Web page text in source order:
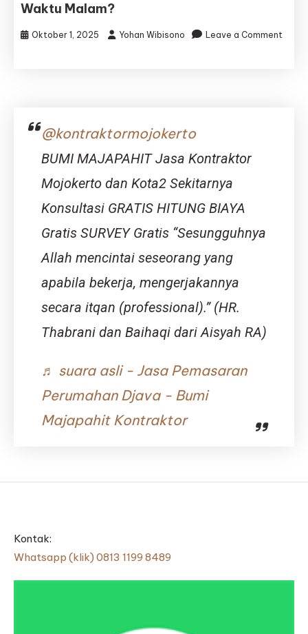
Nasi
Malam
Kamu
Tahu!)
Waktu Malam?
Oktober 1, 2025 Yohan Wibisono
Leave a Comment
Makan
Waktu
Malam?
@kontraktormojokerto
BUMI MAJAPAHIT Jasa Kontraktor
Mojokerto dan Kota2 Sekitarnya
Konsultasi GRATIS HITUNG BIAYA
Gratis SURVEY Gratis “Sesungguhnya
Allah mencintai seseorang yang
apabila bekerja, mengerjakannya
secara itqan (professional).” (HR.
Thabrani dan Baihaqi dari Aisyah RA)
♬ suara asli - Jasa Pemasaran
Perumahan Djava - Bumi
Majapahit Kontraktor
Kontak:
Whatsapp (klik) 0813 1199 8489